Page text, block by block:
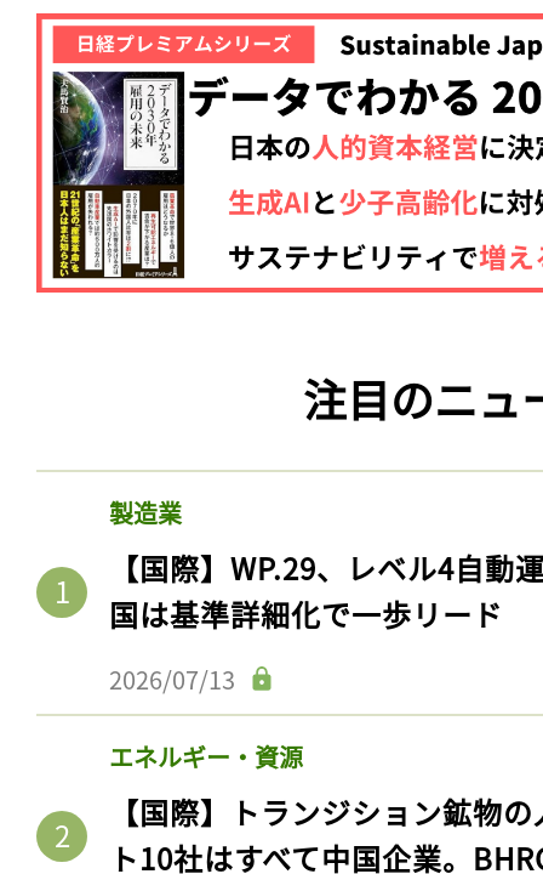
注目のニュ
製造業
【国際】WP.29、レベル4自動
国は基準詳細化で一歩リード
2026/07/13
エネルギー・資源
【国際】トランジション鉱物
ト10社はすべて中国企業。